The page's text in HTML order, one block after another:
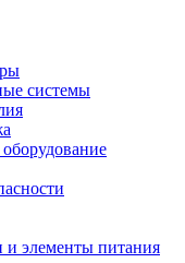
системы
и элементы питания